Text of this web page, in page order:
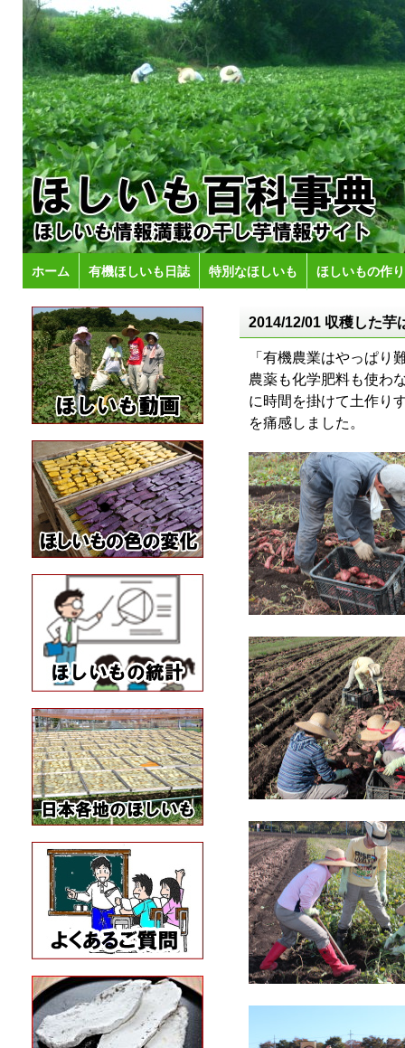
ホーム 有機ほしいも日誌 特別なほしいも ほしいもの作
2014/12/01 収穫した芋
「有機農業はやっぱり
農薬も化学肥料も使わ
に時間を掛けて土作り
を痛感しました。